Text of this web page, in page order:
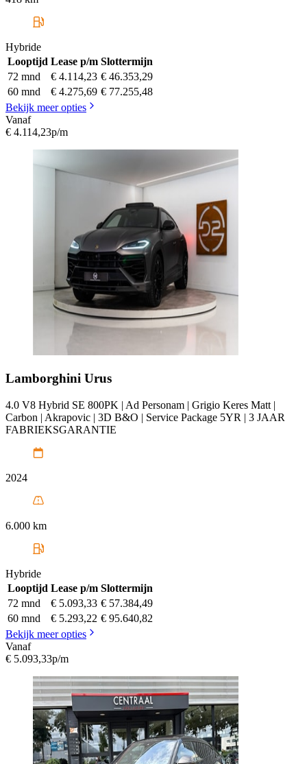
Hybride
Looptijd Lease p/m Slottermijn
72 mnd
€ 4.114,23 € 46.353,29
60 mnd
€ 4.275,69 € 77.255,48
Bekijk meer opties
Vanaf
€ 4.114,23p/m
Lamborghini Urus
4.0 V8 Hybrid SE 800PK | Ad Personam | Grigio Keres Matt |
Carbon | Akrapovic | 3D B&O | Service Package 5YR | 3 JAAR
FABRIEKSGARANTIE
2024
6.000 km
Hybride
Looptijd Lease p/m Slottermijn
72 mnd
€ 5.093,33 € 57.384,49
60 mnd
€ 5.293,22 € 95.640,82
Bekijk meer opties
Vanaf
€ 5.093,33p/m